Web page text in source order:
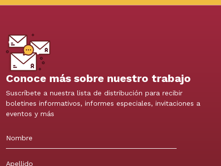
Conoce más sobre nuestro trabajo
Suscríbete a nuestra lista de distribución para recibir
boletines informativos, informes especiales, invitaciones a
eventos y más